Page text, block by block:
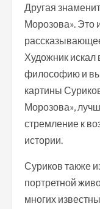
Другая
Морозова». Это
Художник искал
философию и
картины
Морозова»,
стремление к
истории.
Суриков также
портретной
многих